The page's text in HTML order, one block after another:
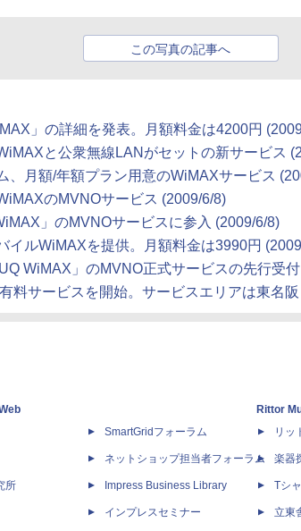
この写真の記事へ
」の詳細を発表。月額料金は4200円
と公衆無線LANがセットの新サービス
、月額/年額プラン用意のWiMAXサービス
のMVNOサービス (2009/6/8)
」のMVNOサービスに参入 (2009/6/8)
イルWiMAXを提供。月額料金は3990円
WiMAX」のMVNO正式サービスの先行受
料サービスを開始。サービスエリアは東名
所
SmartGridフォーラム
ネットショップ担当者フォーラム
Impress Business Library
インプレスセミナー
Rittor
リッ
楽器
Tシ
立東